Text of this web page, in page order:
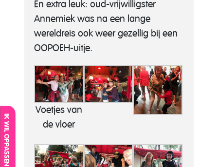
IK WIL OPPASSEN
En extra leuk: oud-vrijwilligster
Annemiek was na een lange
wereldreis ook weer gezellig bij een
OOPOEH-uitje.
Voetjes van
de vloer